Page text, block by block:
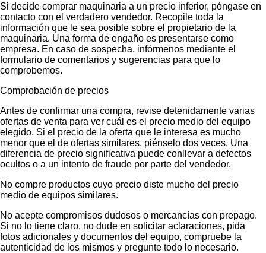
Si decide comprar maquinaria a un precio inferior, póngase en
contacto con el verdadero vendedor. Recopile toda la
información que le sea posible sobre el propietario de la
maquinaria. Una forma de engaño es presentarse como
empresa. En caso de sospecha, infórmenos mediante el
formulario de comentarios y sugerencias para que lo
comprobemos.
Comprobación de precios
Antes de confirmar una compra, revise detenidamente varias
ofertas de venta para ver cuál es el precio medio del equipo
elegido. Si el precio de la oferta que le interesa es mucho
menor que el de ofertas similares, piénselo dos veces. Una
diferencia de precio significativa puede conllevar a defectos
ocultos o a un intento de fraude por parte del vendedor.
No compre productos cuyo precio diste mucho del precio
medio de equipos similares.
No acepte compromisos dudosos o mercancías con prepago.
Si no lo tiene claro, no dude en solicitar aclaraciones, pida
fotos adicionales y documentos del equipo, compruebe la
autenticidad de los mismos y pregunte todo lo necesario.